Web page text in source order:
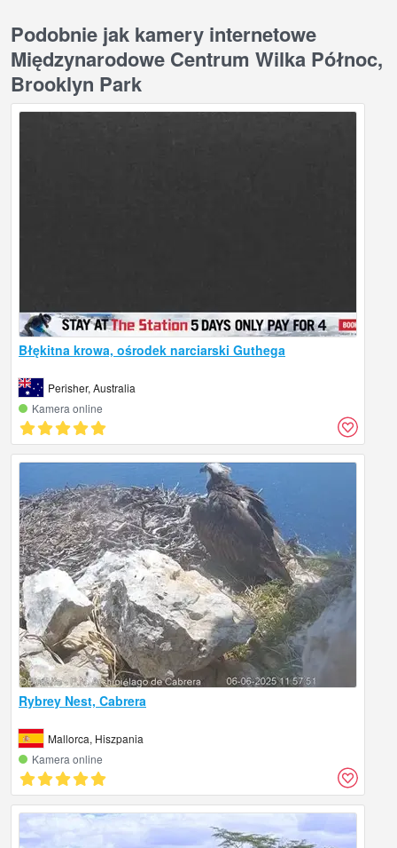
Podobnie jak kamery internetowe
Międzynarodowe Centrum Wilka Północ,
Brooklyn Park
Błękitna krowa, ośrodek narciarski Guthega
Perisher, Australia
Kamera online
Rybrey Nest, Cabrera
Mallorca, Hiszpania
Kamera online